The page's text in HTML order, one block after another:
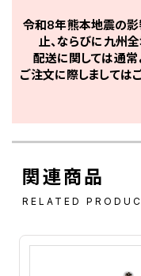
令和8年熊本地震の影
止、ならびに九州
配送に関しては通常
ご注文に際しましては
関連商品
RELATED